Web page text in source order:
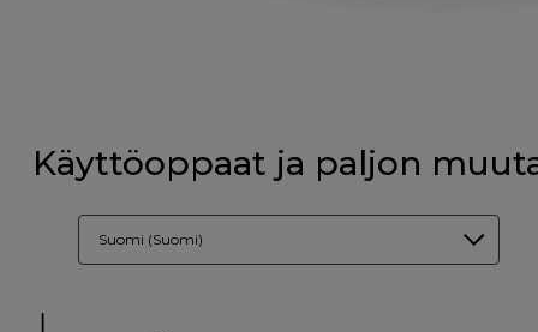
Käyttöoppaat ja paljon
Suomi (Suomi)